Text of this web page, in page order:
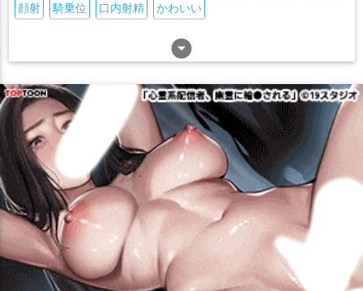
arrow_drop_down_circle
顔射
騎乗位 口内射精 かわいい